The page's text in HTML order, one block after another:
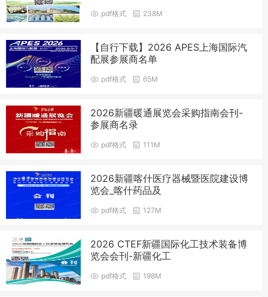
pdf格式 238M
【自行下载】2026 APES上海国际汽
配展参展商名单
pdf格式 65M
2026新疆暖通展览会采购指南会刊-
参展商名录
pdf格式 111M
2026新疆喀什医疗器械暨医院建设博
览会_喀什药品及
pdf格式 127M
2026 CTEF新疆国际化工技术装备博
览会会刊-新疆化工
pdf格式 198M